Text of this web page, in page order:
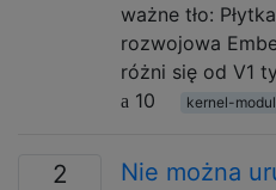
ważne tło:
rozwojowa
różni się od V1
10
kernel-
2
Nie można